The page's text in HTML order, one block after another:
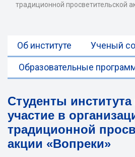
традиционной просветительской
Об институте Ученый
Образовательные
Студенты
участие в
традиционной
акции «Вопреки»